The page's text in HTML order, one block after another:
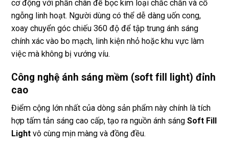
cơ động với phần chân đế bọc kim loại chắc chắn và cổ
ngỗng linh hoạt. Người dùng có thể dễ dàng uốn cong,
xoay chuyển góc chiếu 360 độ để tập trung ánh sáng
chính xác vào bo mạch, linh kiện nhỏ hoặc khu vực làm
việc mà không bị vướng víu.
Công nghệ ánh sáng mềm (soft fill light) đỉnh
cao
Điểm cộng lớn nhất của dòng sản phẩm này chính là tích
hợp tấm tản sáng cao cấp, tạo ra nguồn ánh sáng Soft Fill
Light vô cùng mịn màng và đồng đều.